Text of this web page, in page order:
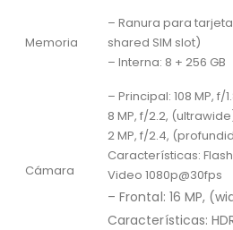
Memoria
– Ranura para
shared SIM slot)
– Interna: 8 + 256 GB
Cámara
– Principal: 108 MP, f/
8 MP, f/2.2,
2 MP, f/2.4,
Características: Flash
Video 1080p@30fps
– Frontal: 16 MP,
Características: